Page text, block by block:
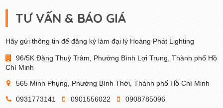
TƯ VẤN & BÁO GIÁ
Hãy gửi thông tin để đăng ký làm đại lý Hoàng Phát Lighting
96/5K Đặng Thuỳ Trâm, Phường Bình Lợi Trung, Thành phố Hồ
Chí Minh
565 Minh Phụng, Phường Bình Thới, Thành phố Hồ Chí Minh
0931773141
0901556022
0908785096